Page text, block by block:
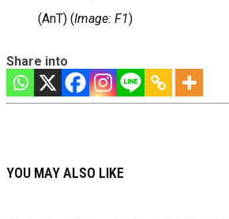
(AnT) (Image: F1)
Share into
YOU MAY ALSO LIKE